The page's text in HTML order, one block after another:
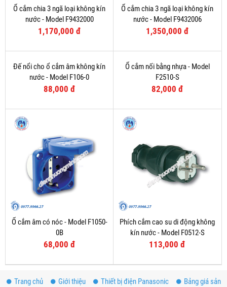
Ổ cắm chia 3 ngã loại không kín
nước - Model F9432000
1,170,000 đ
Ổ cắm chia 3 ngã loại không kín
nước - Model F9432006
1,350,000 đ
Đế nổi cho ổ cắm âm không kín
nước - Model F106-0
88,000 đ
Ổ cắm nối bằng nhựa - Model
F2510-S
82,000 đ
Ổ cắm âm có nóc - Model F1050-
0B
68,000 đ
Phích cắm cao su di động không
kín nước - Model F0512-S
113,000 đ
Trang chủ Giới thiệu Thiết bị điện Panasonic
Bảng giá sản